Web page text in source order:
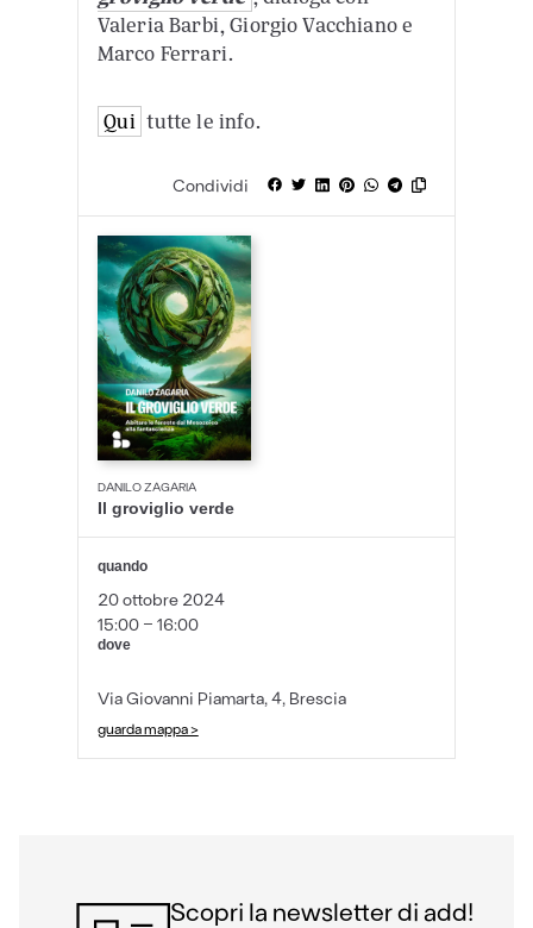
Valeria Barbi, Giorgio Vacchiano e
Marco Ferrari.
Qui tutte le info.
Condividi
DANILO ZAGARIA
Il groviglio verde
quando
20 ottobre 2024
15:00 - 16:00
dove
Via Giovanni Piamarta, 4, Brescia
guarda mappa >
Scopri la newsletter di add!